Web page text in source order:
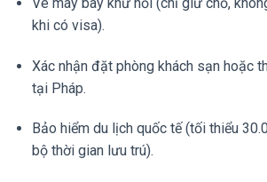
khi có visa).
Xác nhận đặt phòng khách sạn hoặc
tại Pháp.
Bảo hiểm du lịch quốc tế (tối thiểu
bộ thời gian lưu trú).